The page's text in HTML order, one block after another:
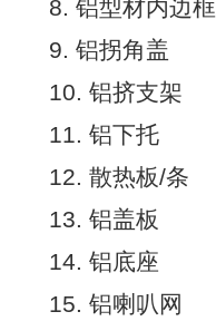
8. 铝型材内边框
9. 铝拐角盖
10. 铝挤支架
11. 铝下托
12. 散热板/条
13. 铝盖板
14. 铝底座
15. 铝喇叭网